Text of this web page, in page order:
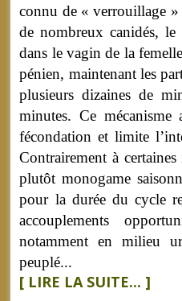
connu de « verrouillage
de nombreux canidés,
dans le vagin de la
pénien, maintenant les
plusieurs dizaines de
minutes. Ce mécanisme
fécondation et limite
Contrairement à
plutôt monogame
pour la durée du cycle
accouplements
notamment en milieu
peuplé...
[ LIRE LA SUITE... ]